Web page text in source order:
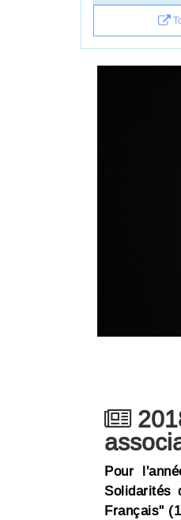
Pour
Solidarités
Français"